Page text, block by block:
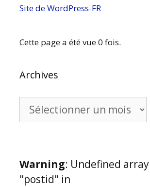
Site de WordPress-FR
Cette page a été vue 0 fois.
Archives
Warning: Undefined
"postid" in